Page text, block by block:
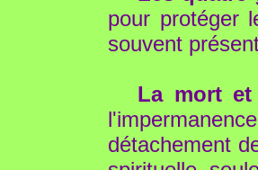
pour protéger
souvent
La mort et
détachement